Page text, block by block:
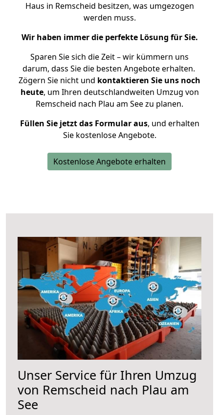
Haus in Remscheid besitzen, was umgezogen
werden muss.
Wir haben immer die perfekte Lösung für Sie.
Sparen Sie sich die Zeit – wir kümmern uns
darum, dass Sie die besten Angebote erhalten.
Zögern Sie nicht und kontaktieren Sie uns noch
heute, um Ihren deutschlandweiten Umzug von
Remscheid nach Plau am See zu planen.
Füllen Sie jetzt das Formular aus, und erhalten
Sie kostenlose Angebote.
Kostenlose Angebote erhalten
Unser Service für Ihren Umzug
von Remscheid nach Plau am
See